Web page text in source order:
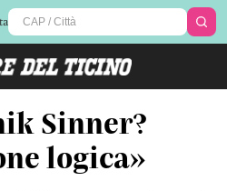
Sinner?
logica»